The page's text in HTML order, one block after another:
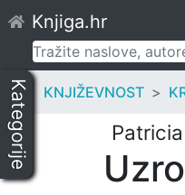
to
content
Knjiga.hr
Pretraži:
Kategorije KNJIŽEVNOST